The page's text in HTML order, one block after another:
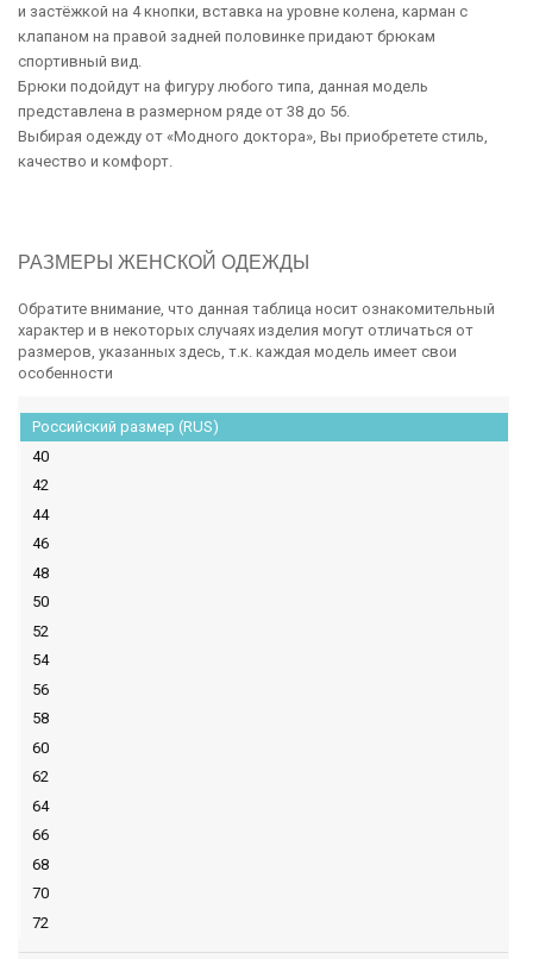
и застёжкой на 4 кнопки, вставка на уровне колена, карман с
клапаном на правой задней половинке придают брюкам
спортивный вид.
Брюки подойдут на фигуру любого типа, данная модель
представлена в размерном ряде от 38 до 56.
Выбирая одежду от «Модного доктора», Вы приобретете стиль,
качество и комфорт.
РАЗМЕРЫ ЖЕНСКОЙ ОДЕЖДЫ
Обратите внимание, что данная таблица носит ознакомительный
характер и в некоторых случаях изделия могут отличаться от
размеров, указанных здесь, т.к. каждая модель имеет свои
особенности
Российский размер (RUS)
40
42
44
46
48
50
52
54
56
58
60
62
64
66
68
70
72